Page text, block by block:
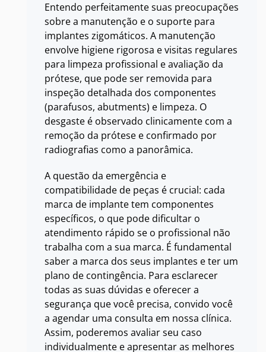
Entendo perfeitamente suas preocupações
sobre a manutenção e o suporte para
implantes zigomáticos. A manutenção
envolve higiene rigorosa e visitas regulares
para limpeza profissional e avaliação da
prótese, que pode ser removida para
inspeção detalhada dos componentes
(parafusos, abutments) e limpeza. O
desgaste é observado clinicamente com a
remoção da prótese e confirmado por
radiografias como a panorâmica.
A questão da emergência e
compatibilidade de peças é crucial: cada
marca de implante tem componentes
específicos, o que pode dificultar o
atendimento rápido se o profissional não
trabalha com a sua marca. É fundamental
saber a marca dos seus implantes e ter um
plano de contingência. Para esclarecer
todas as suas dúvidas e oferecer a
segurança que você precisa, convido você
a agendar uma consulta em nossa clínica.
Assim, poderemos avaliar seu caso
individualmente e apresentar as melhores